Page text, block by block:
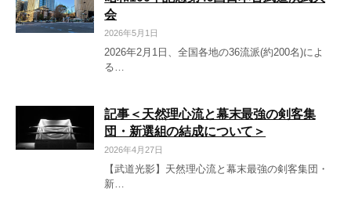
会
2026年5月1日
2026年2月1日、全国各地の36流派(約200名)によ
る…
記事＜天然理心流と幕末最強の剣客集
団・新選組の結成について＞
2026年4月27日
【武道光影】天然理心流と幕末最強の剣客集団・
新…